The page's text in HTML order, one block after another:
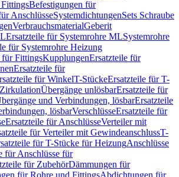
Befestigungen für
AnschlüsseSystemdichtungenSets Schraube
VerbrauchsmaterialGeberit
Ersatzteile für Systemrohre MLSystemrohre
für Systemrohre Heizung
für FittingsKupplungenErsatzteile für
Ersatzteile für
für WinkelT-StückeErsatzteile für T-
Übergänge unlösbarErsatzteile für
und Verbindungen, lösbarErsatzteile
lösbarVerschlüsseErsatzteile für
Ersatzteile für AnschlüsseVerteiler mit
für Verteiler mit GewindeanschlussT-
für T-Stücke für HeizungAnschlüsse
für Anschlüsse für
für ZubehörDämmungen für
für Rohre und FittingsAbdichtungen für